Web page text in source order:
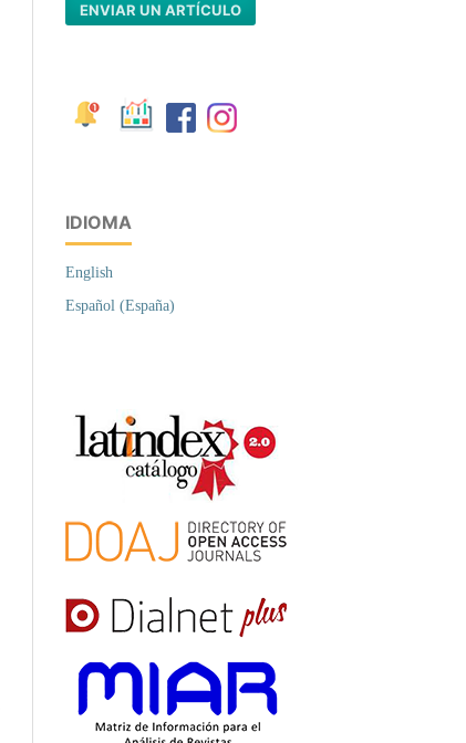
ENVIAR UN ARTÍCULO
IDIOMA
English
Español (España)